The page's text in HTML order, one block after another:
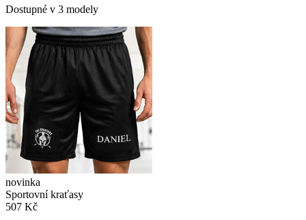
Dostupné v 3 modely
novinka
Sportovní kraťasy
507 Kč